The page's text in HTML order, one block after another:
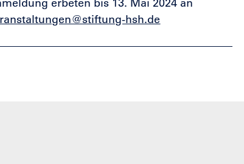
erbeten bis 13. Mai 2024 an
hsh.de